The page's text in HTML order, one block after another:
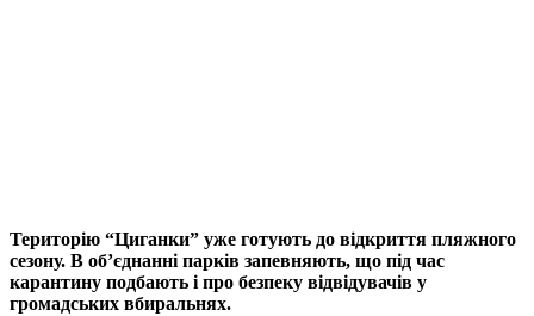
Територію “Циганки” уже готують до відкриття пляжного
сезону. В об’єднанні парків запевняють, що під час
карантину подбають і про безпеку відвідувачів у
громадських вбиральнях.